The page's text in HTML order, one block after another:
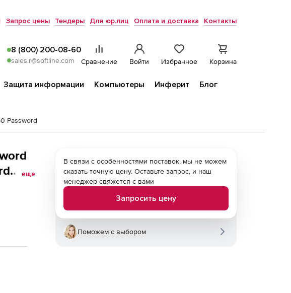
Запрос цены Тендеры Для юр.лиц Оплата и доставка Контакты
8 (800) 200-08-60
sales.r@softline.com Сравнение Войти Избранное Корзина
Защита информации Компьютеры Инферит
Блог
Password
еще
В связи с особенностями поставок, мы не можем
сказать точную цену. Оставьте запрос, и наш
менеджер свяжется с вами
Запросить цену
Поможем с выбором